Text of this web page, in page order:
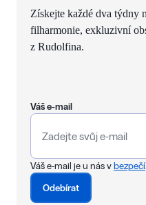
Získejte každé dva týdny
filharmonie, exkluzivní
z Rudolfina.
Váš e-mail
Váš e-mail je u nás vbezpečí
Odebírat